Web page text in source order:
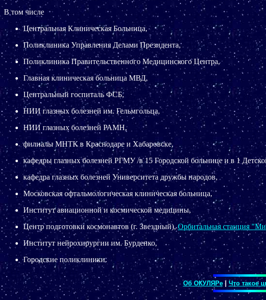
В том числе
Центральная Клиническая Больница,
Поликлиника Управления Делами Президента,
Поликлиника Правительственного Медицинского Центра,
Главная клиническая больница МВД,
Центральный госпиталь ФСБ,
НИИ глазных болезней им. Гельмгольца,
НИИ глазных болезней РАМН,
филиалы МНТК в Краснодаре и Хабаровске,
кафедры глазных болезней РГМУ /в 15 Городской больнице и в 1
кафедра глазных болезней Университета дружбы народов,
Московская офтальмологическая клиническая больница,
Институт авиационной и космической медицины,
Центр подготовки космонавтов (г. Звездный),Орбитальная станция
Институт нейрохирургии им. Бурденко,
Городские поликлиники.
Об ОКУЛЯРе| Что такое